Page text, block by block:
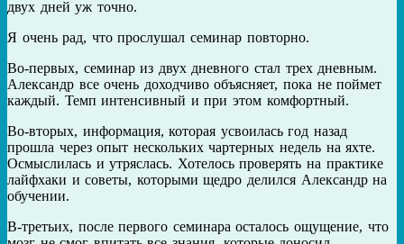
двух дней уж точно.
Я очень рад, что прослушал семинар повторно.
Во-первых, семинар из двух дневного стал трех дневным.
Александр все очень доходчиво объясняет, пока не поймет
каждый. Темп интенсивный и при этом комфортный.
Во-вторых, информация, которая усвоилась год назад
прошла через опыт нескольких чартерных недель на яхте.
Осмыслилась и утряслась. Хотелось проверять на практике
лайфхаки и советы, которыми щедро делился Александр на
обучении.
В-третьих, после первого семинара осталось ощущение, что